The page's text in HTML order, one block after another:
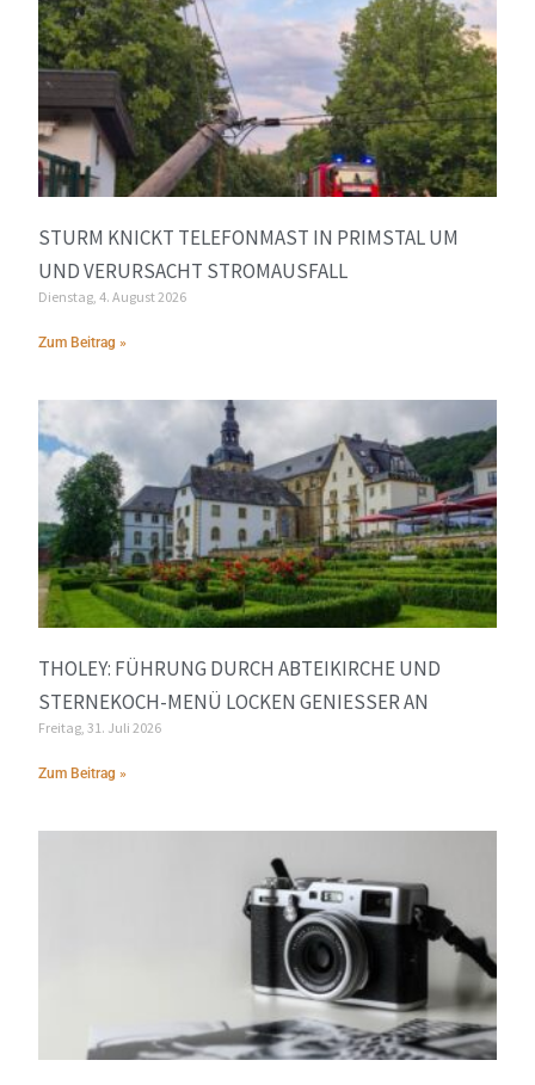
STURM KNICKT TELEFONMAST IN PRIMSTAL UM
UND VERURSACHT STROMAUSFALL
Dienstag, 4. August 2026
Zum Beitrag »
THOLEY: FÜHRUNG DURCH ABTEIKIRCHE UND
STERNEKOCH-MENÜ LOCKEN GENIESSER AN
Freitag, 31. Juli 2026
Zum Beitrag »